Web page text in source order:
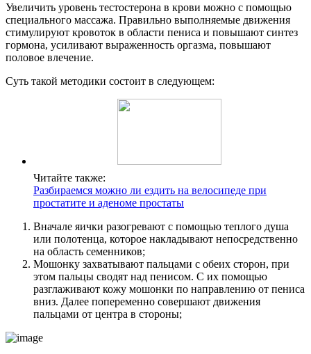
Увеличить уровень тестостерона в крови можно с помощью
специального массажа. Правильно выполняемые движения
стимулируют кровоток в области пениса и повышают синтез
гормона, усиливают выраженность оргазма, повышают
половое влечение.
Суть такой методики состоит в следующем:
Читайте также:
Разбираемся можно ли ездить на велосипеде при
простатите и аденоме простаты
Вначале яички разогревают с помощью теплого душа
или полотенца, которое накладывают непосредственно
на область семенников;
Мошонку захватывают пальцами с обеих сторон, при
этом пальцы сводят над пенисом. С их помощью
разглаживают кожу мошонки по направлению от пениса
вниз. Далее попеременно совершают движения
пальцами от центра в стороны;